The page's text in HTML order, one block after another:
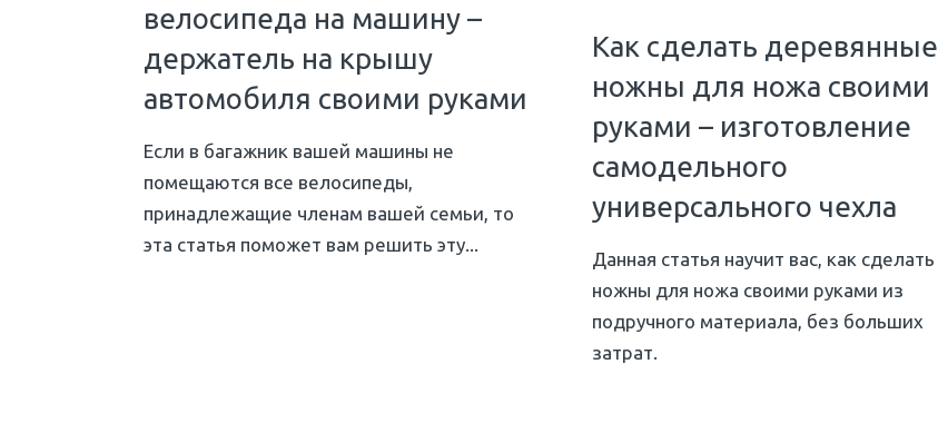
велосипеда на машину –
держатель на крышу
автомобиля своими руками
Если в багажник вашей машины не
помещаются все велосипеды,
принадлежащие членам вашей семьи, то
эта статья поможет вам решить эту...
Как сделать деревянные
ножны для ножа своими
руками – изготовление
самодельного
универсального чехла
Данная статья научит вас, как сделать
ножны для ножа своими руками из
подручного материала, без больших
затрат.